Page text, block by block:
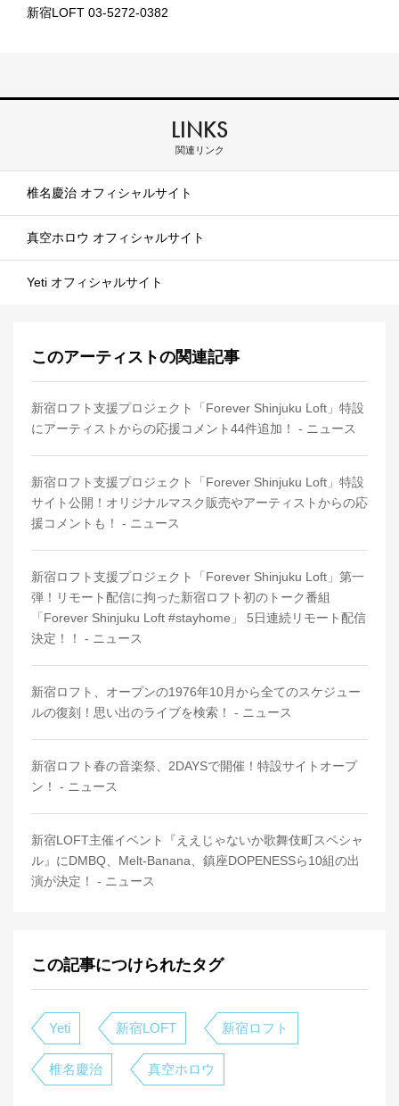
新宿LOFT 03-5272-0382
LINKS
関連リンク
椎名慶治 オフィシャルサイト
真空ホロウ オフィシャルサイト
Yeti オフィシャルサイト
このアーティストの関連記事
新宿ロフト支援プロジェクト「Forever Shinjuku Loft」特設
にアーティストからの応援コメント44件追加！ - ニュース
新宿ロフト支援プロジェクト「Forever Shinjuku Loft」特設
サイト公開！オリジナルマスク販売やアーティストからの応
援コメントも！ - ニュース
新宿ロフト支援プロジェクト「Forever Shinjuku Loft」第一
弾！リモート配信に拘った新宿ロフト初のトーク番組
「Forever Shinjuku Loft #stayhome」 5日連続リモート配信
決定！！ - ニュース
新宿ロフト、オープンの1976年10月から全てのスケジュー
ルの復刻！思い出のライブを検索！ - ニュース
新宿ロフト春の音楽祭、2DAYSで開催！特設サイトオープ
ン！ - ニュース
新宿LOFT主催イベント『ええじゃないか歌舞伎町スペシャ
ル』にDMBQ、Melt-Banana、鎮座DOPENESSら10組の出
演が決定！ - ニュース
この記事につけられたタグ
Yeti 新宿LOFT 新宿ロフト
椎名慶治 真空ホロウ